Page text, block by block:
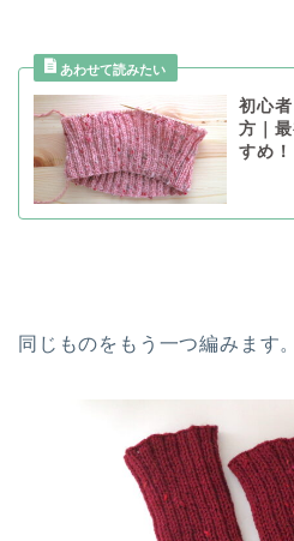
初心
方｜
すめ！
同じものをもう一つ編みます。